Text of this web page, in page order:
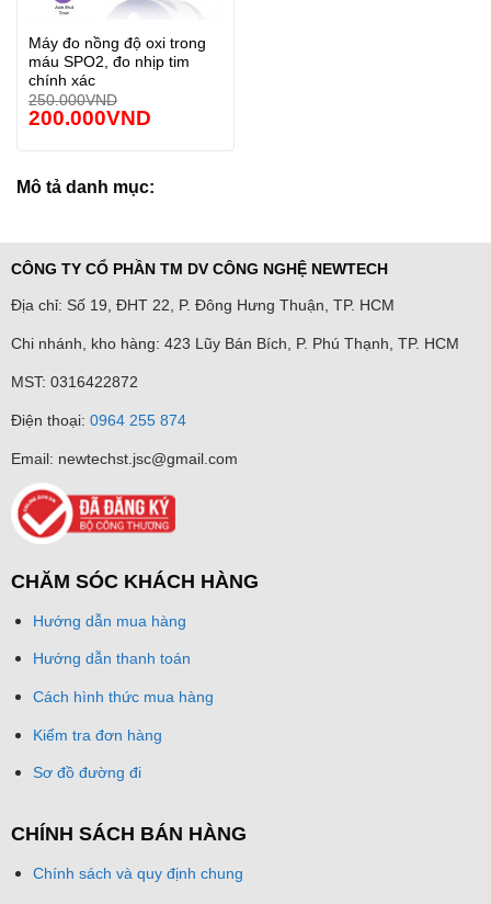
Máy đo nồng độ oxi trong
máu SPO2, đo nhịp tim
chính xác
250.000VND
200.000VND
Mô tả danh mục:
CÔNG TY CỔ PHẦN TM DV CÔNG NGHỆ NEWTECH
Địa chỉ: Số 19, ĐHT 22, P. Đông Hưng Thuận, TP. HCM
Chi nhánh, kho hàng: 423 Lũy Bán Bích, P. Phú Thạnh, TP. HCM
MST: 0316422872
Điện thoại: 0964 255 874
Email: newtechst.jsc@gmail.com
CHĂM SÓC KHÁCH HÀNG
Hướng dẫn mua hàng
Hướng dẫn thanh toán
Cách hình thức mua hàng
Kiểm tra đơn hàng
Sơ đồ đường đi
CHÍNH SÁCH BÁN HÀNG
Chính sách và quy định chung